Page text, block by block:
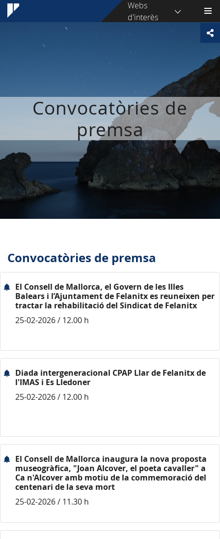
Webs
d'interès
Convocatòries de
premsa
Convocatòries de premsa
El Consell de Mallorca, el Govern de les Illes
Balears i l’Ajuntament de Felanitx es reuneixen per
tractar la rehabilitació del Sindicat de Felanitx
25-02-2026 / 12.00 h
Diada intergeneracional CPAP Llar de Felanitx de
l'IMAS i Es Lledoner
25-02-2026 / 12.00 h
El Consell de Mallorca inaugura la nova proposta
museogràfica, "Joan Alcover, el poeta cavaller" a
Ca n'Alcover amb motiu de la commemoració del
centenari de la seva mort
25-02-2026 / 11.30 h